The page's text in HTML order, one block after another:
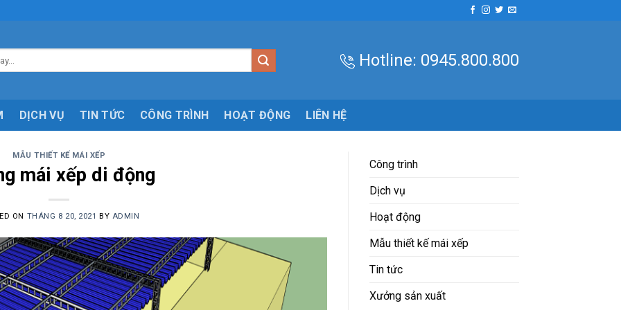
Hotline: 0945.800.800
DỊCH VỤ TIN TỨC CÔNG TRÌNH HOẠT ĐỘNG LIÊN HỆ
MẪU THIẾT KẾ MÁI XẾP
mái xếp di động
ON THÁNG 8 20, 2021 BY ADMIN
Công trình
Dịch vụ
Hoạt động
Mẫu thiết kế mái xếp
Tin tức
Xưởng sản xuất